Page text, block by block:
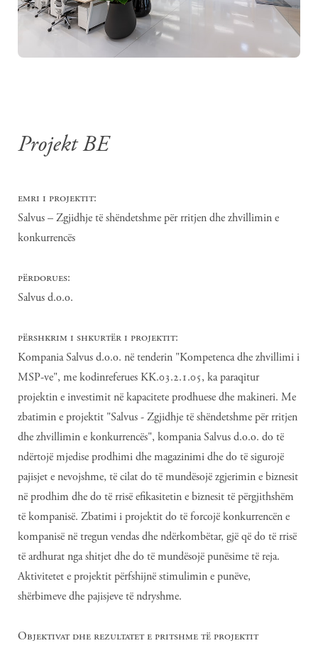
Projekt BE
emri i projektit:
Salvus – Zgjidhje të shëndetshme për rritjen dhe zhvillimin e
konkurrencës
përdorues:
Salvus d.o.o.
përshkrim i shkurtër i projektit:
Kompania Salvus d.o.o. në tenderin "Kompetenca dhe zhvillimi i
MSP-ve", me kodinreferues KK.03.2.1.05, ka paraqitur
projektin e investimit në kapacitete prodhuese dhe makineri. Me
zbatimin e projektit "Salvus - Zgjidhje të shëndetshme për rritjen
dhe zhvillimin e konkurrencës", kompania Salvus d.o.o. do të
ndërtojë mjedise prodhimi dhe magazinimi dhe do të sigurojë
pajisjet e nevojshme, të cilat do të mundësojë zgjerimin e biznesit
në prodhim dhe do të rrisë efikasitetin e biznesit të përgjithshëm
të kompanisë. Zbatimi i projektit do të forcojë konkurrencën e
kompanisë në tregun vendas dhe ndërkombëtar, gjë që do të rrisë
të ardhurat nga shitjet dhe do të mundësojë punësime të reja.
Aktivitetet e projektit përfshijnë stimulimin e punëve,
shërbimeve dhe pajisjeve të ndryshme.
Objektivat dhe rezultatet e pritshme të projektit